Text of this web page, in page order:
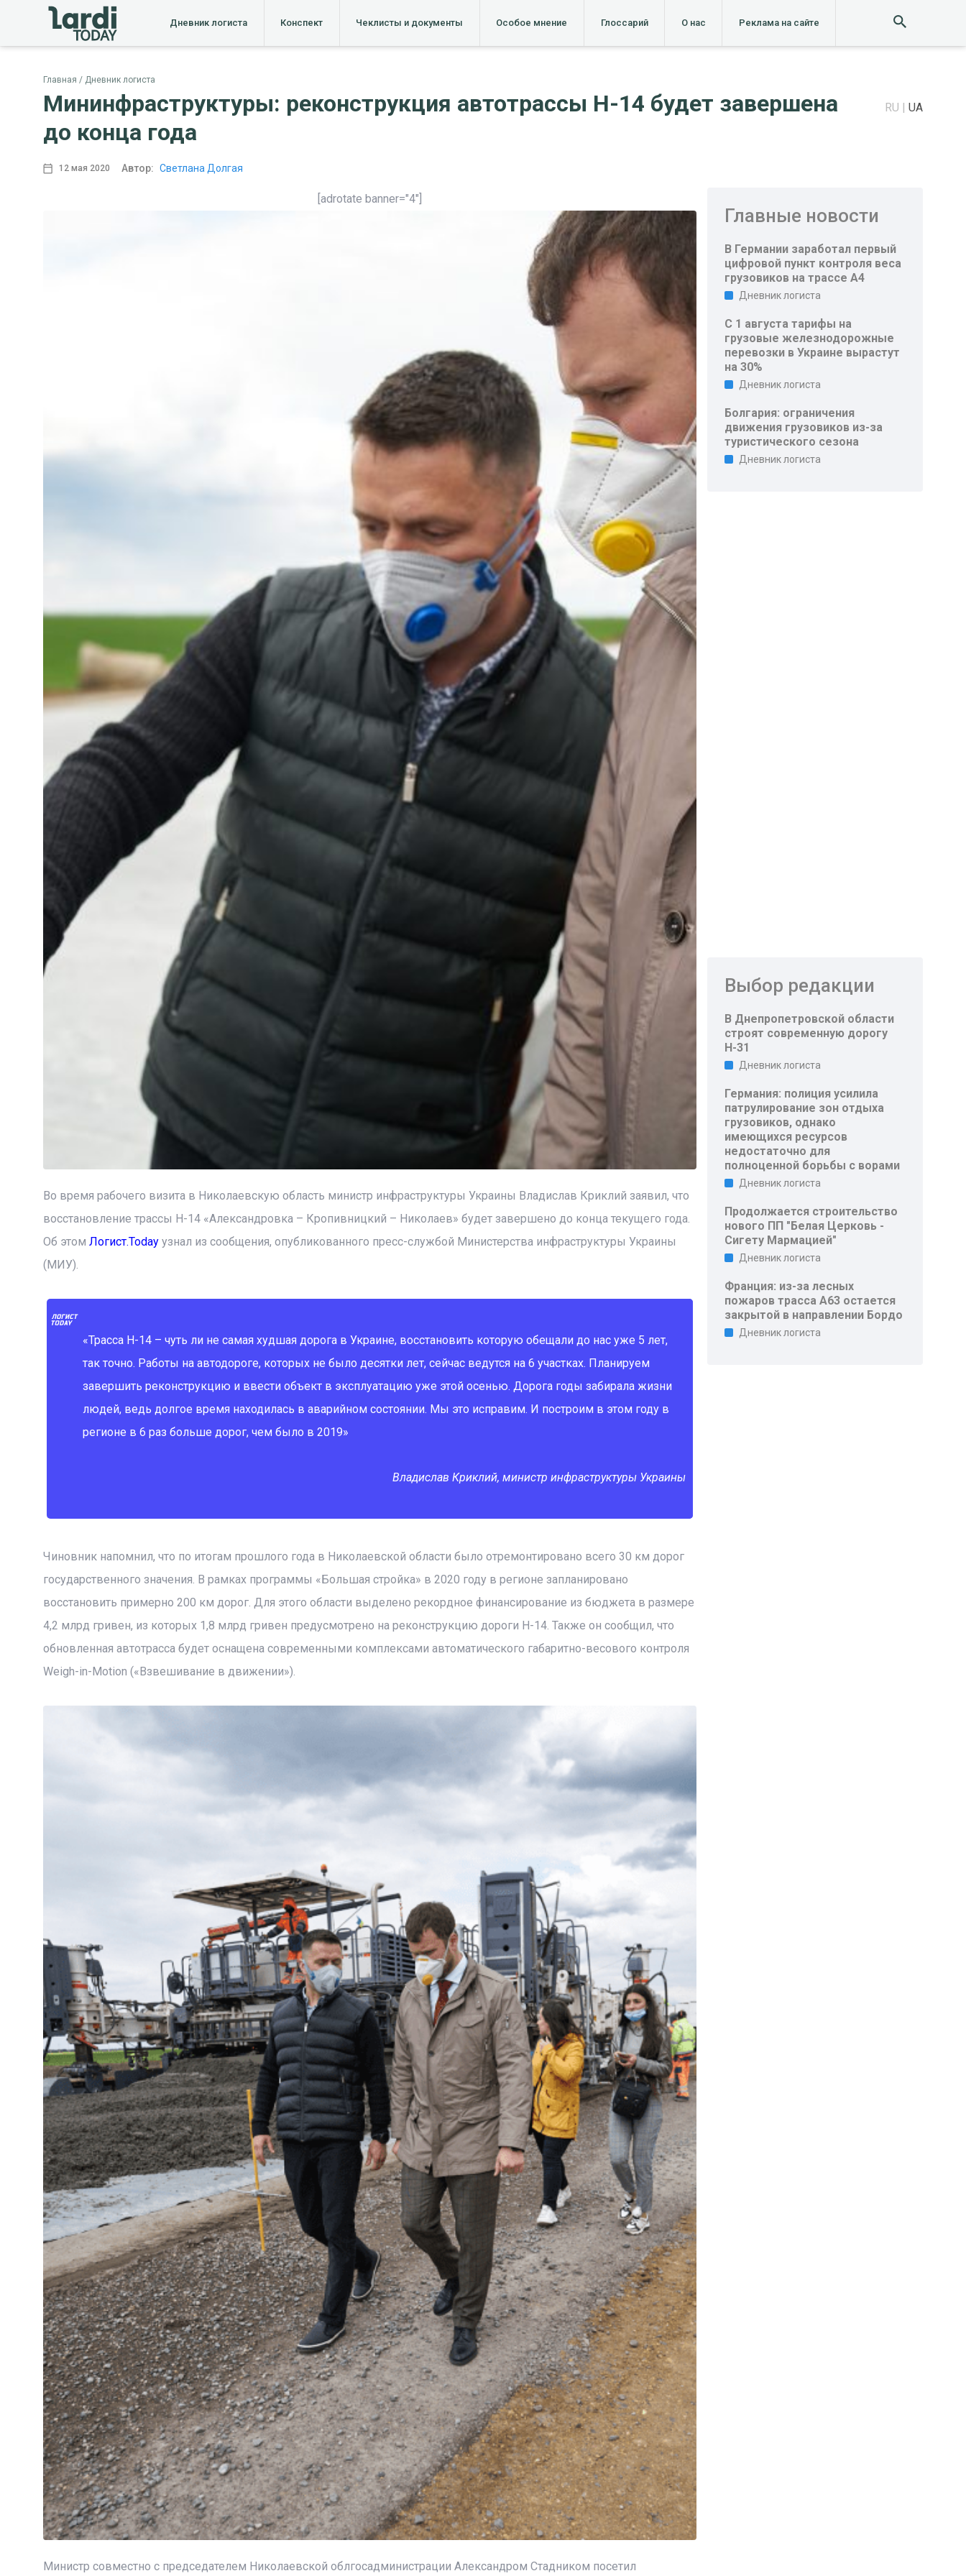
Дневник логиста Конспект Чеклисты и документы Особое мнение Глоссарий О нас Реклама на сайте
Главная Дневник логиста
Мининфраструктуры: реконструкция автотрассы Н-14 будет завершена
до конца года
RU UA
12 мая 2020 Автор: Светлана Долгая
[adrotate banner="4"]
Во время рабочего визита в Николаевскую область министр инфраструктуры Украины Владислав Криклий заявил, что
восстановление трассы Н-14 «Александровка – Кропивницкий – Николаев» будет завершено до конца текущего года.
Об этом Логист.Todayузнал из сообщения, опубликованного пресс-службой Министерства инфраструктуры Украины
(МИУ).
«Трасса Н-14 – чуть ли не самая худшая дорога в Украине, восстановить которую обещали до нас уже 5 лет,
так точно. Работы на автодороге, которых не было десятки лет, сейчас ведутся на 6 участках. Планируем
завершить реконструкцию и ввести объект в эксплуатацию уже этой осенью. Дорога годы забирала жизни
людей, ведь долгое время находилась в аварийном состоянии. Мы это исправим. И построим в этом году в
регионе в 6 раз больше дорог, чем было в 2019»
Владислав Криклий, министр инфраструктуры Украины
Чиновник напомнил, что по итогам прошлого года в Николаевской области было отремонтировано всего 30 км дорог
государственного значения. В рамках программы «Большая стройка» в 2020 году в регионе запланировано
восстановить примерно 200 км дорог. Для этого области выделено рекордное финансирование из бюджета в размере
4,2 млрд гривен, из которых 1,8 млрд гривен предусмотрено на реконструкцию дороги Н-14. Также он сообщил, что
обновленная автотрасса будет оснащена современными комплексами автоматического габаритно-весового контроля
Weigh-in-Motion («Взвешивание в движении»).
Министр совместно с председателем Николаевской облгосадминистрации Александром Стадником посетил
Главные новости
В Германии заработал первый
цифровой пункт контроля веса
грузовиков на трассе A4
Дневник логиста
С 1 августа тарифы на
грузовые железнодорожные
перевозки в Украине вырастут
на 30%
Дневник логиста
Болгария: ограничения
движения грузовиков из-за
туристического сезона
Дневник логиста
Выбор редакции
В Днепропетровской области
строят современную дорогу
Н-31
Дневник логиста
Германия: полиция усилила
патрулирование зон отдыха
грузовиков, однако
имеющихся ресурсов
недостаточно для
полноценной борьбы с ворами
Дневник логиста
Продолжается строительство
нового ПП "Белая Церковь -
Сигету Мармацией"
Дневник логиста
Франция: из-за лесных
пожаров трасса A63 остается
закрытой в направлении Бордо
Дневник логиста